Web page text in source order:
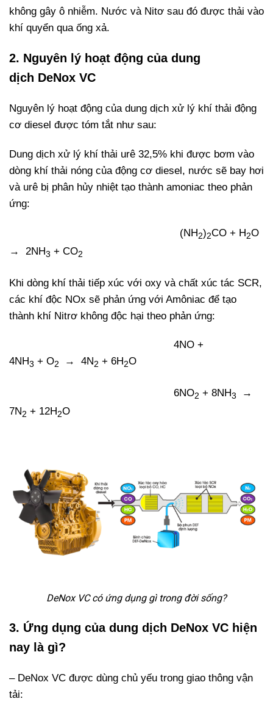
không gây ô nhiễm. Nước và Nitơ sau đó được thải vào
khí quyển qua ống xả.
2. Nguyên lý hoạt động của dung
dịch DeNox VC
Nguyên lý hoạt động của dung dịch xử lý khí thải động
cơ diesel được tóm tắt như sau:
Dung dịch xử lý khí thải urê 32,5% khi được bơm vào
dòng khí thải nóng của động cơ diesel, nước sẽ bay hơi
và urê bị phân hủy nhiệt tạo thành amoniac theo phản
ứng:
(NH2)2CO + H2O
→ 2NH3 + CO2
Khi dòng khí thải tiếp xúc với oxy và chất xúc tác SCR,
các khí độc NOx sẽ phản ứng với Amôniac để tạo
thành khí Nitrơ không độc hại theo phản ứng:
4NO +
4NH3 + O2 → 4N2 + 6H2O
6NO2 + 8NH3
→
7N2 + 12H2O
DeNox VC có ứng dụng gì trong đời sống?
3. Ứng dụng của dung dịch DeNox VC hiện
nay là gì?
– DeNox VC được dùng chủ yếu trong giao thông vận
tải: